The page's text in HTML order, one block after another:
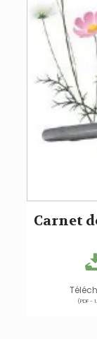
Carnet
(PDF -